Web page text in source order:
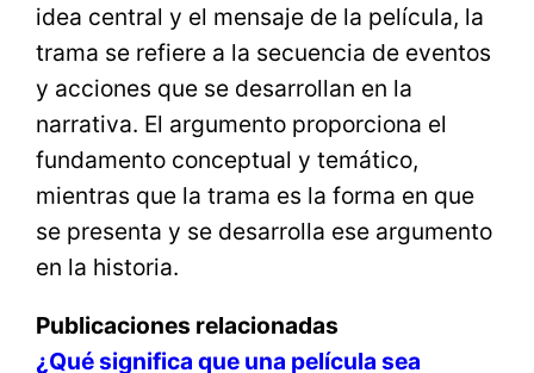
idea central y el mensaje de la película, la
trama se refiere a la secuencia de eventos
y acciones que se desarrollan en la
narrativa. El argumento proporciona el
fundamento conceptual y temático,
mientras que la trama es la forma en que
se presenta y se desarrolla ese argumento
en la historia.
Publicaciones relacionadas
¿Qué significa que una película sea